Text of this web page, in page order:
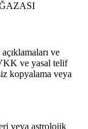
ve
ve yasal telif
kopyalama veya
veya astrolojik